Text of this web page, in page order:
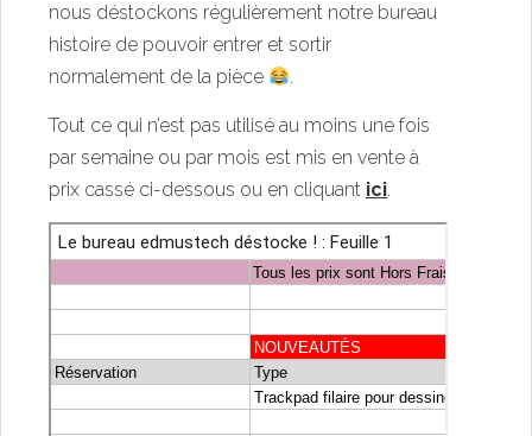
nous déstockons régulièrement notre bureau
histoire de pouvoir entrer et sortir
normalement de la pièce
.
Tout ce qui n’est pas utilisé au moins une fois
par semaine ou par mois est mis en vente à
prix cassé ci-dessous ou en cliquant ici.